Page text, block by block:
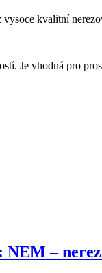
kvalitní
Je vhodná pro
NEM –